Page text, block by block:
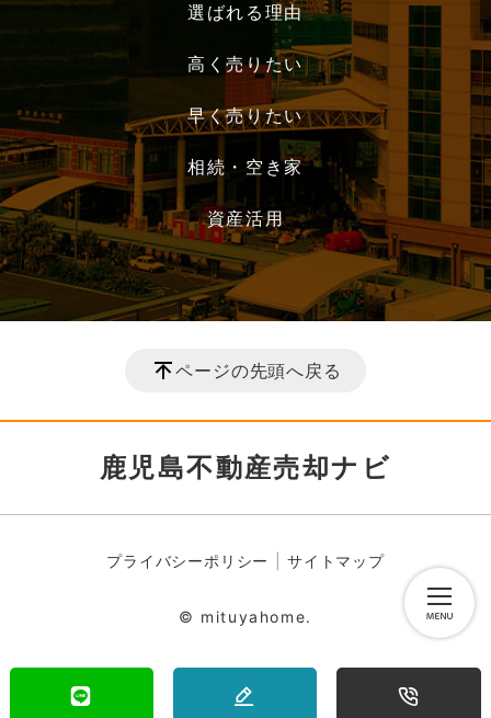
選ばれる理由
高く売りたい
早く売りたい
相続・空き家
資産活用
ページの先頭へ戻る
鹿児島不動産売却ナビ
プライバシーポリシー サイトマップ
© mituyahome.